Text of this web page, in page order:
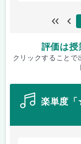
評価は授
クリックすることで
楽単度